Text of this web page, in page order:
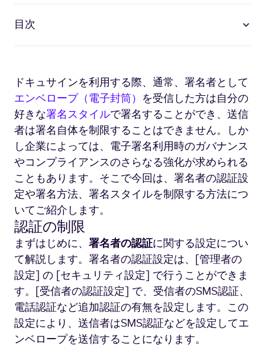
目次
ドキュサインを利用する際、通常、署名者として
エンベロープ（電子封筒） を受信した方は自分の
好きな署名スタイルで署名することができ、送信
者は署名自体を制限することはできません。しか
し企業によっては、電子署名利用時のガバナンス
やコンプライアンスのさらなる強化が求められる
こともあります。そこで今回は、署名者の認証設
定や署名方法、署名スタイルを制限する方法につ
いてご紹介します。
認証の制限
まずはじめに、 署名者の認証に関する設定につい
て解説します。署名者の認証設定は、[管理者の
設定] の [セキュリティ設定] で行うことができま
す。[受信者の認証設定] で、受信者のSMS認証、
電話認証など追加認証の有無を設定します。この
設定により、送信者はSMS認証などを設定してエ
ンベロープを送信することになります。